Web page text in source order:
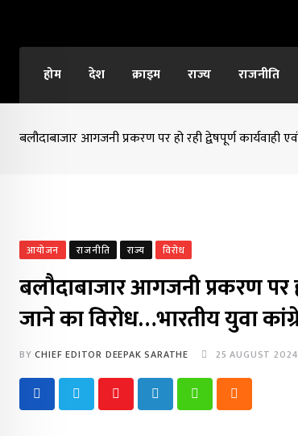
content
होम
देश क्राइम राज्य राजनीति
बलौदाबाजार आगजनी प्रकरण पर हो रही द्वेषपूर्ण
आयोजन राजनीति राज्य विरोध
बलौदाबाजार आगजनी प्रकरण पर
जाने का विरोध…भारतीय युवा
BYCHIEF EDITOR DEEPAK SARATHE 25 AUGUST 2024
YoutubeLinkedInWhatsappCloud